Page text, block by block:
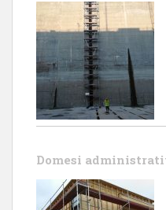
Domesi